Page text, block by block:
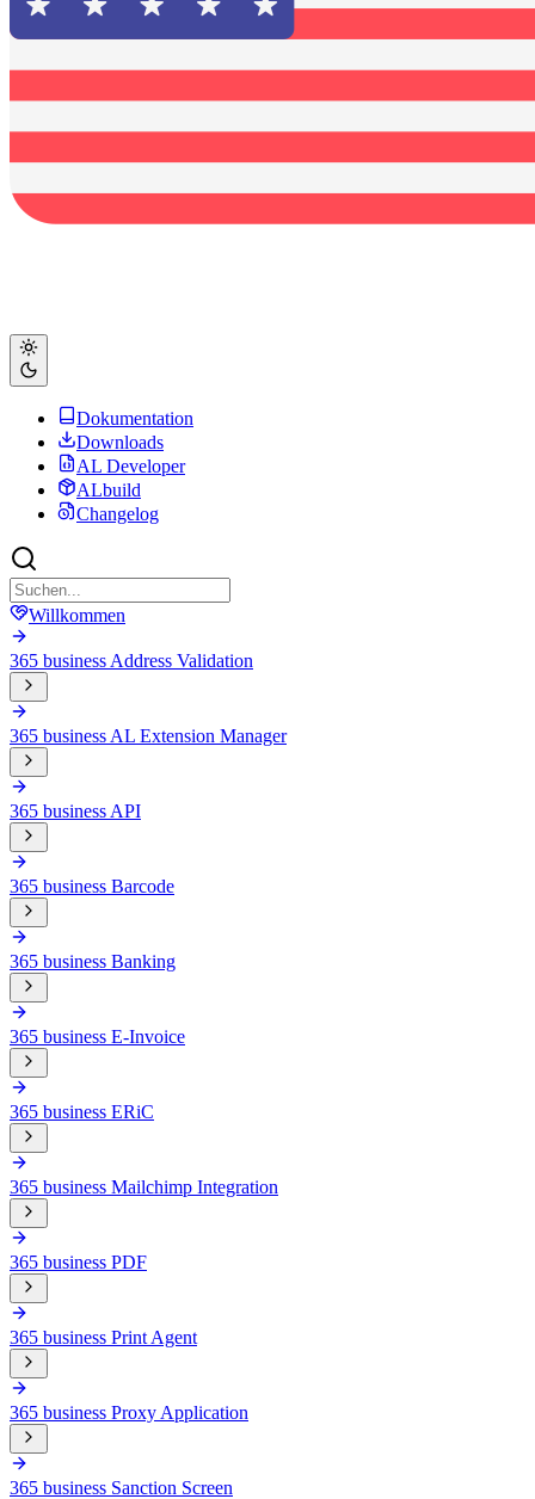
Dokumentation
Downloads
AL Developer
ALbuild
Changelog
Willkommen
365 business Address Validation
365 business AL Extension Manager
365 business API
365 business Barcode
365 business Banking
365 business E-Invoice
365 business ERiC
365 business Mailchimp Integration
365 business PDF
365 business Print Agent
365 business Proxy Application
365 business Sanction Screen